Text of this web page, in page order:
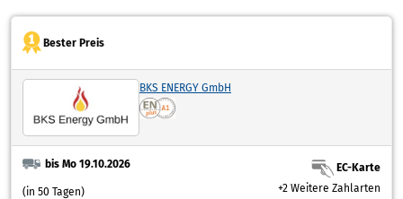
Bester Preis
BKS ENERGY GmbH
bis Mo 19.10.2026
(in 50 Tagen)
EC-Karte
+2 Weitere Zahlarten